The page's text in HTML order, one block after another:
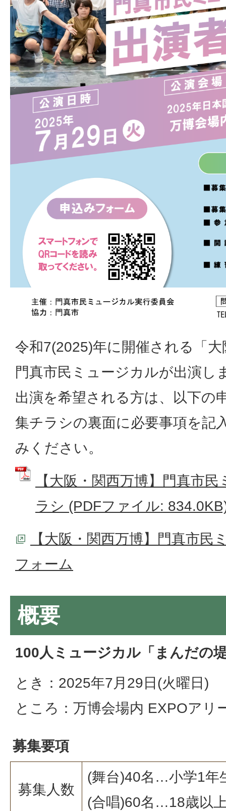
令和7(2025)年に開催される「
門真市民ミュージカルが出演し
出演を希望される方は、以下の
集チラシの裏面に必要事項を記
みください。
【大阪・関西万博】門真市
ラシ (PDFファイル:
【大阪・関西万博】門真市民
フォーム
概要
100人ミュージカル「まんだの
とき：2025年7月29日(火曜日)
ところ：万博会場内 EXPOアリ
募集要項
募集人数
(舞台)40名…小学1年
(合唱)60名…18歳以